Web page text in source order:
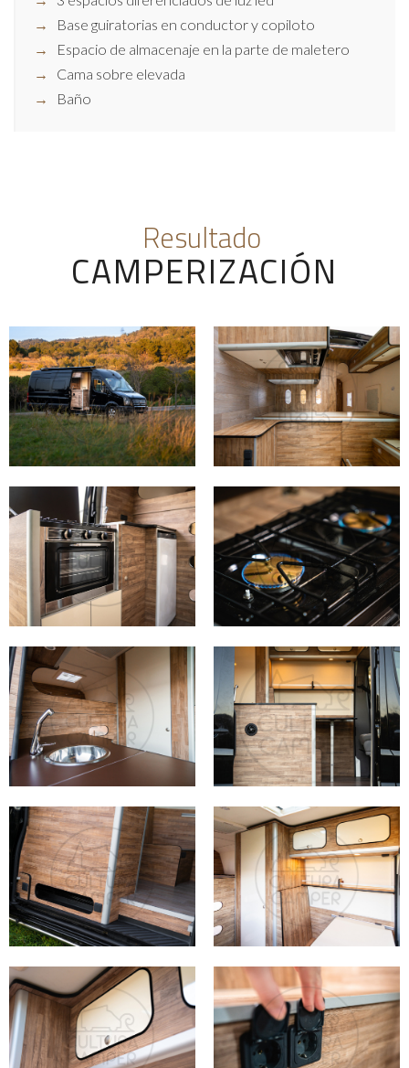
Base guiratorias en conductor y copiloto
Espacio de almacenaje en la parte de maletero
Cama sobre elevada
Baño
Resultado
CAMPERIZACIÓN